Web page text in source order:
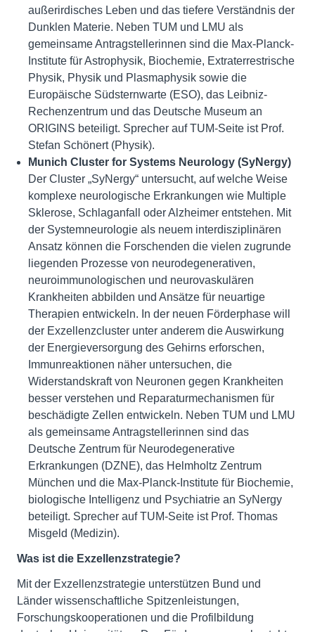
außerirdisches Leben und das tiefere Verständnis der
Dunklen Materie. Neben TUM und LMU als
gemeinsame Antragstellerinnen sind die Max-Planck-
Institute für Astrophysik, Biochemie, Extraterrestrische
Physik, Physik und Plasmaphysik sowie die
Europäische Südsternwarte (ESO), das Leibniz-
Rechenzentrum und das Deutsche Museum an
ORIGINS beteiligt. Sprecher auf TUM-Seite ist Prof.
Stefan Schönert (Physik).
Munich Cluster for Systems Neurology (SyNergy)
Der Cluster „SyNergy“ untersucht, auf welche Weise
komplexe neurologische Erkrankungen wie Multiple
Sklerose, Schlaganfall oder Alzheimer entstehen. Mit
der Systemneurologie als neuem interdisziplinären
Ansatz können die Forschenden die vielen zugrunde
liegenden Prozesse von neurodegenerativen,
neuroimmunologischen und neurovaskulären
Krankheiten abbilden und Ansätze für neuartige
Therapien entwickeln. In der neuen Förderphase will
der Exzellenzcluster unter anderem die Auswirkung
der Energieversorgung des Gehirns erforschen,
Immunreaktionen näher untersuchen, die
Widerstandskraft von Neuronen gegen Krankheiten
besser verstehen und Reparaturmechanismen für
beschädigte Zellen entwickeln. Neben TUM und LMU
als gemeinsame Antragstellerinnen sind das
Deutsche Zentrum für Neurodegenerative
Erkrankungen (DZNE), das Helmholtz Zentrum
München und die Max-Planck-Institute für Biochemie,
biologische Intelligenz und Psychiatrie an SyNergy
beteiligt. Sprecher auf TUM-Seite ist Prof. Thomas
Misgeld (Medizin).
Was ist die Exzellenzstrategie?
Mit der Exzellenzstrategie unterstützen Bund und
Länder wissenschaftliche Spitzenleistungen,
Forschungskooperationen und die Profilbildung